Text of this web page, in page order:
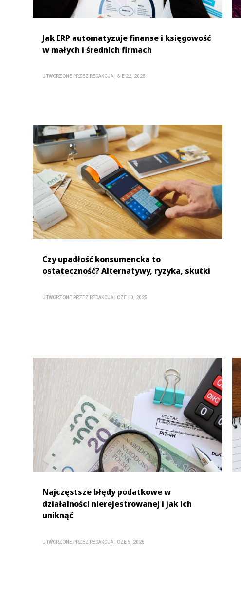
Jak ERP automatyzuje finanse i księgowość
w małych i średnich firmach
UTWORZONE PRZEZ REDAKCJA SIE 22, 2025
Czy upadłość konsumencka to
ostateczność? Alternatywy, ryzyka, skutki
UTWORZONE PRZEZ REDAKCJA CZE 10, 2025
Najczęstsze błędy podatkowe w
działalności nierejestrowanej i jak ich
uniknąć
UTWORZONE PRZEZ REDAKCJA CZE 5, 2025